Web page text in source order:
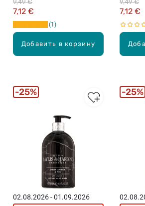
Добавить в корзину
7,12 €
9,49 €
1
7,12 €
9,49 €
02.08.2026 - 01.09.2026
25% 25%